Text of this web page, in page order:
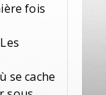
fois
se cache